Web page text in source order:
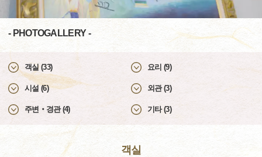
- PHOTOGALLERY -
객실 (33) 요리 (9)
시설 (6) 외관 (3)
주변‧경관 (4) 기타 (3)
객실